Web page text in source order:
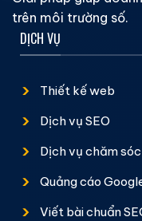
trên môi trường số.
DỊCH VỤ
Thiết kế web
Dịch vụ SEO
Dịch vụ chăm
Quảng cáo
Viết bài chuẩn